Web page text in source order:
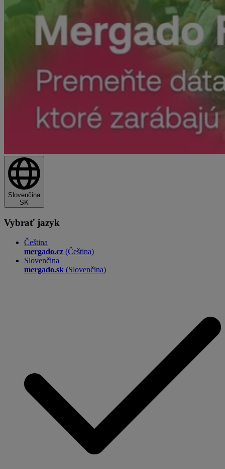
Slovenčina
SK
Vybrať jazyk
Čeština
mergado.cz (Čeština)
Slovenčina
mergado.sk (Slovenčina)